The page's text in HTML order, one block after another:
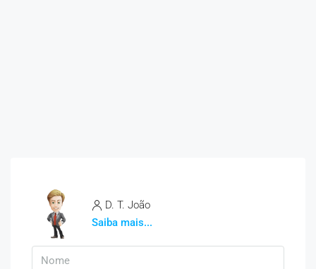
D. T. João
Saiba mais...